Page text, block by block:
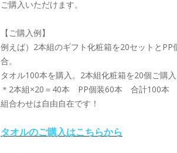
ご購入いただけます。
【ご購入例】
例えば）2本組のギフト化粧箱を20セットとPP
合。
タオル100本を購入。2本組化粧箱を20個ご購入
＊2本組×20＝40本 PP個装60本 合計100本
組合わせは自由自在です！
タオルのご購入はこちらから